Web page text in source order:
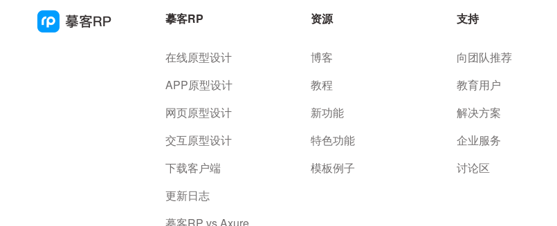
摹客RP
在线原型设计
APP原型设计
网页原型设计
交互原型设计
下载客户端
更新日志
资源
博客
教程
新功能
特色功能
模板例子
支持
向团队推荐
教育用户
解决方案
企业服务
讨论区